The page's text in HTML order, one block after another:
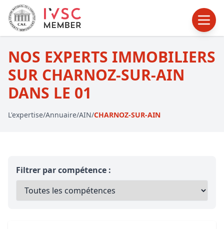
NOS EXPERTS IMMOBILIERS
SUR CHARNOZ-SUR-AIN
DANS LE 01
L'expertise/Annuaire/AIN/CHARNOZ-SUR-AIN
Filtrer par compétence :